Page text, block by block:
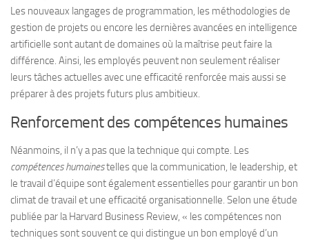
Les nouveaux langages de programmation, les méthodologies de
gestion de projets ou encore les dernières avancées en intelligence
artificielle sont autant de domaines où la maîtrise peut faire la
différence. Ainsi, les employés peuvent non seulement réaliser
leurs tâches actuelles avec une efficacité renforcée mais aussi se
préparer à des projets futurs plus ambitieux.
Renforcement des compétences humaines
Néanmoins, il n’y a pas que la technique qui compte. Les
compétences humainestelles que la communication, le leadership, et
le travail d’équipe sont également essentielles pour garantir un bon
climat de travail et une efficacité organisationnelle. Selon une étude
publiée par laHarvard Business Review, « les compétences non
techniques sont souvent ce qui distingue un bon employé d’un